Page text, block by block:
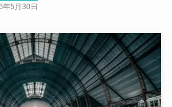
年5月30日